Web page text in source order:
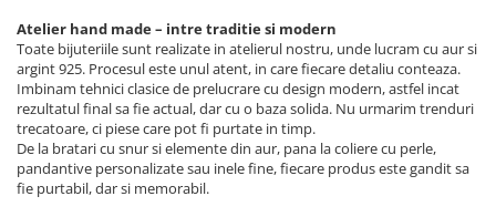
Atelier hand made – intre traditie si modern
Toate bijuteriile sunt realizate in atelierul nostru, unde lucram cu aur si
argint 925. Procesul este unul atent, in care fiecare detaliu conteaza.
Imbinam tehnici clasice de prelucrare cu design modern, astfel incat
rezultatul final sa fie actual, dar cu o baza solida. Nu urmarim trenduri
trecatoare, ci piese care pot fi purtate in timp.
De la bratari cu snur si elemente din aur, pana la coliere cu perle,
pandantive personalizate sau inele fine, fiecare produs este gandit sa
fie purtabil, dar si memorabil.